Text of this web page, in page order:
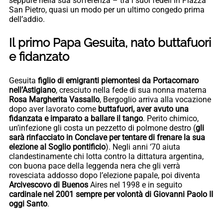
San Pietro, quasi un modo per un ultimo congedo prima
dell’addio.
Il primo Papa Gesuita, nato buttafuori
e fidanzato
Gesuita figlio di emigranti piemontesi da Portacomaro
nell’Astigiano, cresciuto nella fede di sua nonna materna
Rosa Margherita Vassallo, Bergoglio arriva alla vocazione
dopo aver lavorato come buttafuori, aver avuto una
fidanzata e imparato a ballare il tango. Perito chimico,
un’infezione gli costa un pezzetto di polmone destro (gli
sarà rinfacciato in Conclave per tentare di frenare la sua
elezione al Soglio pontificio). Negli anni ‘70 aiuta
clandestinamente chi lotta contro la dittatura argentina,
con buona pace della leggenda nera che gli verrà
rovesciata addosso dopo l’elezione papale, poi diventa
Arcivescovo di Buenos Aires nel 1998 e in seguito
cardinale nel 2001 sempre per volontà di Giovanni Paolo II
oggi Santo.